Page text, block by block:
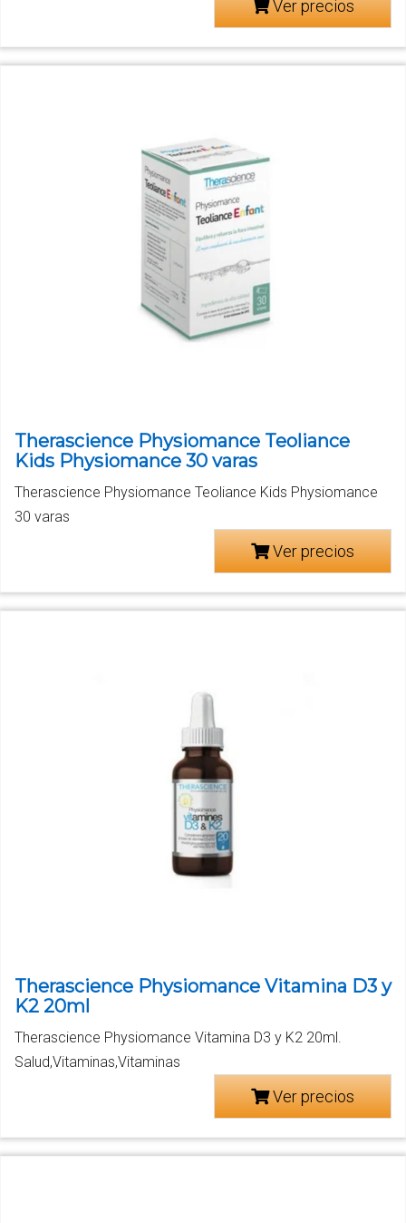
Ver precios
Therascience Physiomance Teoliance
Kids Physiomance 30 varas
Therascience Physiomance Teoliance Kids Physiomance
30 varas
Ver precios
Therascience Physiomance Vitamina D3 y
K2 20ml
Therascience Physiomance Vitamina D3 y K2 20ml.
Salud,Vitaminas,Vitaminas
Ver precios